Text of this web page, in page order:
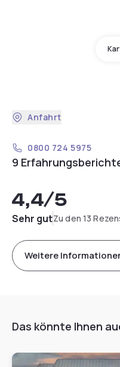
Anfahrt
0800 724 5975
9
4,4/5
Sehr gutZu den 13
Weitere
Das könnte Ihnen